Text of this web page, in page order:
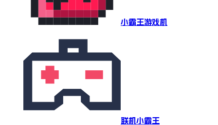
小霸王游戏机
联机小霸王